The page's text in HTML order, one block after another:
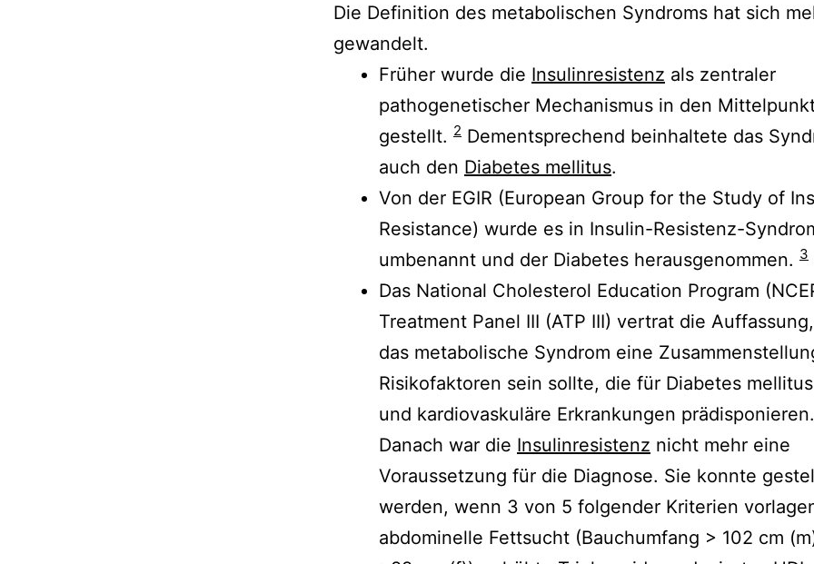
Die Definition des metabolischen Syndroms hat sich
gewandelt.
Früher wurde die Insulinresistenz als zentraler
pathogenetischer Mechanismus in den
gestellt. 2 Dementsprechend beinhaltete das
auch den Diabetes mellitus.
Von der EGIR (European Group for the Study of
Resistance) wurde es in Insulin-Resistenz-
umbenannt und der Diabetes herausgenommen. 3
Das National Cholesterol Education Program
Treatment Panel III (ATP III) vertrat die
das metabolische Syndrom eine
Risikofaktoren sein sollte, die für Diabetes
und kardiovaskuläre Erkrankungen prädisponieren.
Danach war die Insulinresistenz nicht mehr eine
Voraussetzung für die Diagnose. Sie konnte
werden, wenn 3 von 5 folgender Kriterien
abdominelle Fettsucht (Bauchumfang > 102 cm